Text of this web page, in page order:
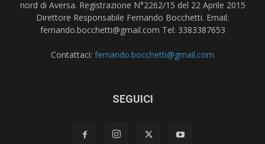
nord di Aversa. Registrazione N°2262/15 del 22 Aprile 2015
Direttore Responsabile Fernando Bocchetti. Email:
fernando.bocchetti@gmail.com Tel: 3383387653
Contattaci: fernando.bocchetti@gmail.com
SEGUICI